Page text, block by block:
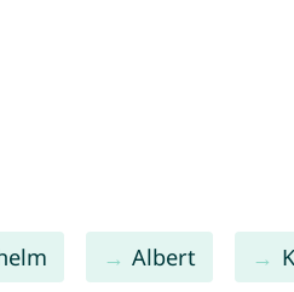
Albert